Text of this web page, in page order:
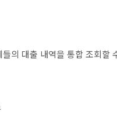
의 대출 내역을 통합 조회할